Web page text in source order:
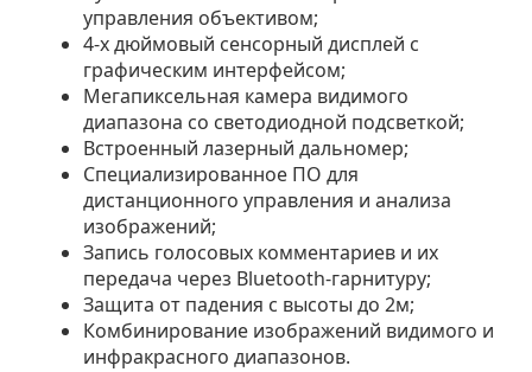
управления объективом;
4-х дюймовый сенсорный дисплей с
графическим интерфейсом;
Мегапиксельная камера видимого
диапазона со светодиодной подсветкой;
Встроенный лазерный дальномер;
Специализированное ПО для
дистанционного управления и анализа
изображений;
Запись голосовых комментариев и их
передача через Bluetooth-гарнитуру;
Защита от падения с высоты до 2м;
Комбинирование изображений видимого и
инфракрасного диапазонов.